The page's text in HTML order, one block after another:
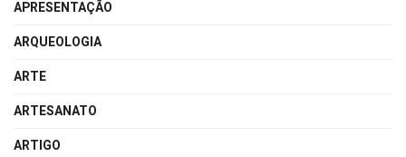
APRESENTAÇÃO
ARQUEOLOGIA
ARTE
ARTESANATO
ARTIGO